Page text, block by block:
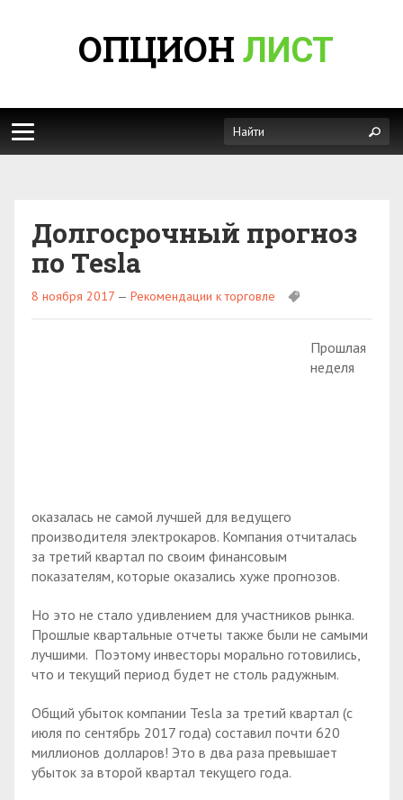
ОПЦИОН ЛИСТ
Долгосрочный прогноз
по Tesla
8 ноября 2017 — Рекомендации к торговле
Прошлая
неделя
оказалась не самой лучшей для ведущего
производителя электрокаров. Компания отчиталась
за третий квартал по своим финансовым
показателям, которые оказались хуже прогнозов.
Но это не стало удивлением для участников рынка.
Прошлые квартальные отчеты также были не самыми
лучшими. Поэтому инвесторы морально готовились,
что и текущий период будет не столь радужным.
Общий убыток компании Tesla за третий квартал (с
июля по сентябрь 2017 года) составил почти 620
миллионов долларов! Это в два раза превышает
убыток за второй квартал текущего года.